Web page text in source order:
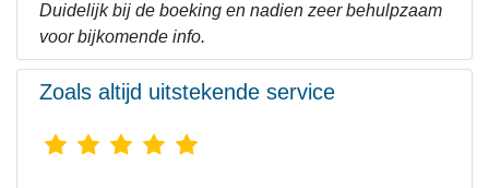
Duidelijk bij de boeking en nadien zeer behulpzaam
voor bijkomende info.
Zoals altijd uitstekende service